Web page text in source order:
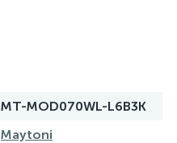
MT-MOD070WL-L6B3K
Maytoni